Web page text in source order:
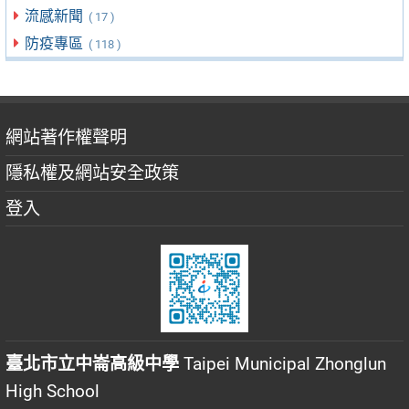
流感新聞 ( 17 )
防疫專區 ( 118 )
網站著作權聲明
隱私權及網站安全政策
登入
臺北市立中崙高級中學 Taipei Municipal Zhonglun
High School